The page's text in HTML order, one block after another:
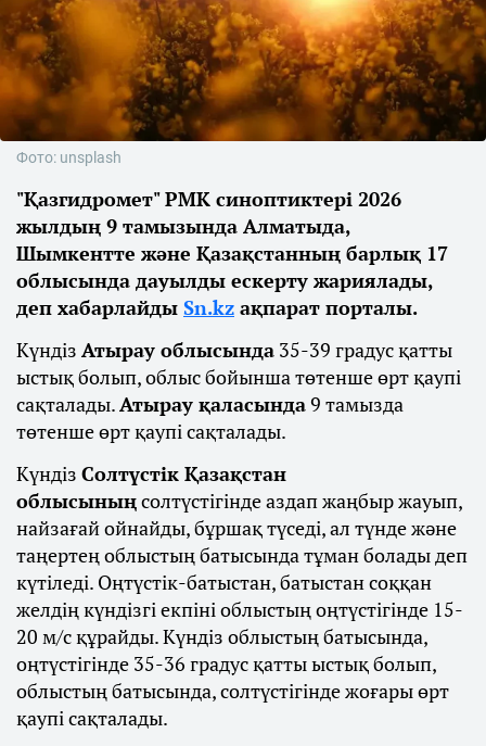
Фото: unsplash
"Қазгидромет" РМК синоптиктері 2026
жылдың 9 тамызында Алматыда,
Шымкентте және Қазақстанның барлық 17
облысында дауылды ескерту жариялады,
деп хабарлайды Sn.kz ақпарат порталы.
Күндіз Атырау облысында 35-39 градус қатты
ыстық болып, облыс бойынша төтенше өрт қаупі
сақталады.Атырау қаласында9 тамызда
төтенше өрт қаупі сақталады.
Күндіз Солтүстік Қазақстан
облысыныңсолтүстігінде аздап жаңбыр жауып,
найзағай ойнайды, бұршақ түседі, ал түнде және
таңертең облыстың батысында тұман болады деп
күтіледі. Оңтүстік-батыстан, батыстан соққан
желдің күндізгі екпіні облыстың оңтүстігінде 15-
20 м/с құрайды. Күндіз облыстың батысында,
оңтүстігінде 35-36 градус қатты ыстық болып,
облыстың батысында, солтүстігінде жоғары өрт
қаупі сақталады.